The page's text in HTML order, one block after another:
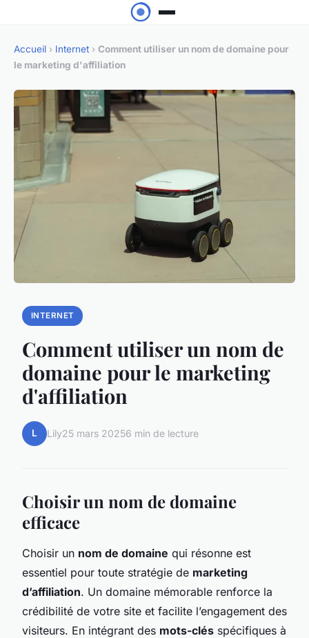
Accueil › Internet › Comment utiliser un nom de domaine pour
le marketing d'affiliation
INTERNET
Comment utiliser un nom de
domaine pour le marketing
d'affiliation
L Lily25 mars 20256 min de lecture
Choisir un nom de domaine
efficace
Choisir un nom de domaine qui résonne est
essentiel pour toute stratégie de marketing
d’affiliation. Un domaine mémorable renforce la
crédibilité de votre site et facilite l’engagement des
visiteurs. En intégrant des mots-clés spécifiques à